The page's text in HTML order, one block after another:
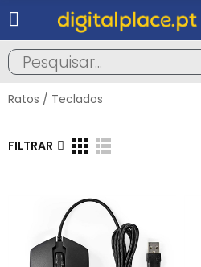
Ratos / Teclados
FILTRAR